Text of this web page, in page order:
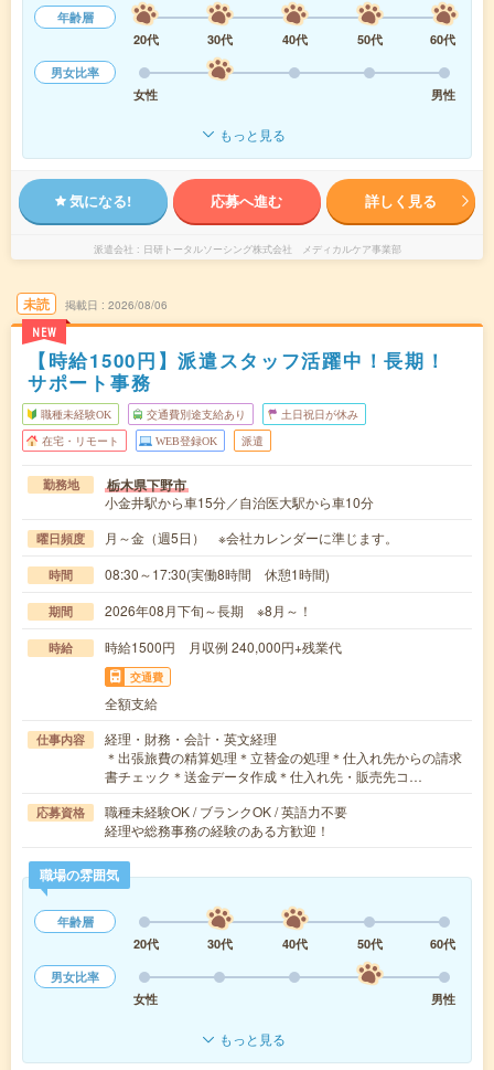
年齢層
20代
30代 40代 50代
60代
男女比率
女性
男性
もっと見る
気になる! 応募へ進む 詳しく見る
派遣会社 日研トータルソーシング株式会社 メディカルケア事業部
未読
NEW
掲載日 2026/08/06
【時給1500円】派遣スタッフ活躍中！長期！
サポート事務
職種未経験OK 交通費別途支給あり 土日祝日が休み
在宅・リモート WEB登録OK 派遣
勤務地 栃木県下野市
小金井駅から車15分／自治医大駅から車10分
曜日頻度 月～金（週5日） ※会社カレンダーに準じます。
時間 08:30～17:30(実働8時間 休憩1時間)
期間 2026年08月下旬～長期 ※8月～！
時給 時給1500円 月収例 240,000円+残業代
交通費
全額支給
仕事内容
経理・財務・会計・英文経理
＊出張旅費の精算処理＊立替金の処理＊仕入れ先からの請求
書チェック＊送金データ作成＊仕入れ先・販売先コ…
応募資格
職種未経験OK / ブランクOK / 英語力不要
経理や総務事務の経験のある方歓迎！
職場の雰囲気
年齢層
20代
30代 40代 50代
60代
男女比率
女性
男性
もっと見る